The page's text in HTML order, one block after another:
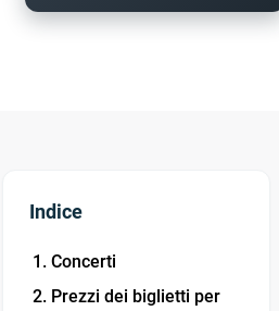
Indice
Concerti
Prezzi dei biglietti per